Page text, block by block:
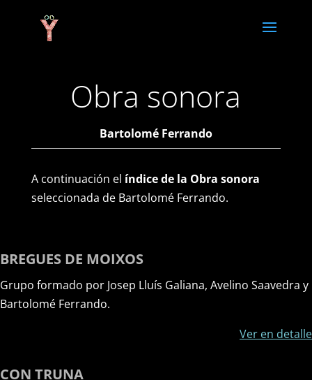
Obra sonora
Bartolomé Ferrando
A continuación el índice de la Obra sonora
seleccionada de Bartolomé Ferrando.
BREGUES DE MOIXOS
Grupo formado por Josep Lluís Galiana, Avelino Saavedra y
Bartolomé Ferrando.
Ver en detalle
CON TRUNA